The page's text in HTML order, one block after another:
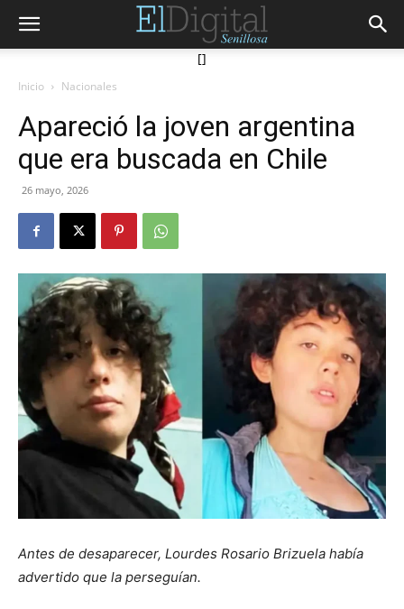
[]
Inicio Nacionales
Apareció la joven argentina
que era buscada en Chile
26 mayo, 2026
Antes de desaparecer, Lourdes Rosario Brizuela había
advertido que la perseguían.